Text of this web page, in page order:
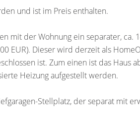
und ist im Preis enthalten.
mit der Wohnung ein separater, ca.
EUR). Dieser wird derzeit als
ist. Zum einen ist das Haus
Heizung aufgestellt werden.
Stellplatz, der separat mit